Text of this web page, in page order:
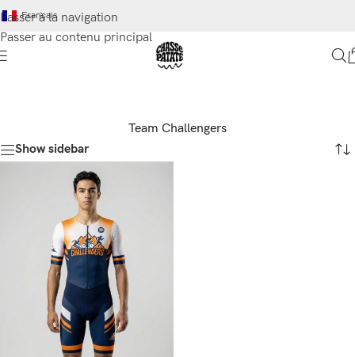
Passer à la navigation
Passer au contenu principal
Français
Team Challengers
Show sidebar